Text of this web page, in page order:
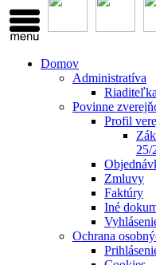
Domov
Administratíva
Povinne
Profil
25/
Zmluvy
Faktúry
Iné
Ochrana